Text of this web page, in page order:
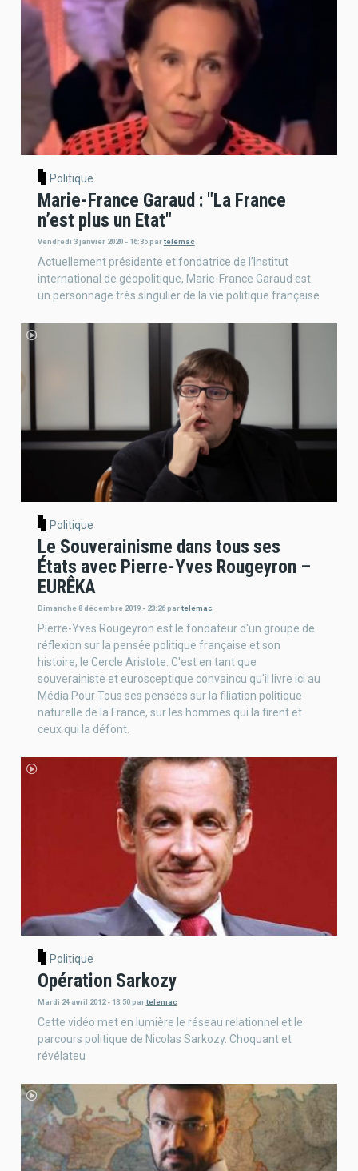
Politique
Marie-France Garaud : "La France
n’est plus un Etat"
Vendredi 3 janvier 2020 - 16:35 partelemac
Actuellement présidente et fondatrice de l’Institut
international de géopolitique, Marie-France Garaud est
un personnage très singulier de la vie politique française
Politique
Le Souverainisme dans tous ses
États avec Pierre-Yves Rougeyron –
EURÊKA
Dimanche 8 décembre 2019 - 23:26 partelemac
Pierre-Yves Rougeyron est le fondateur d'un groupe de
réflexion sur la pensée politique française et son
histoire, le Cercle Aristote. C'est en tant que
souverainiste et eurosceptique convaincu qu'il livre ici au
Média Pour Tous ses pensées sur la filiation politique
naturelle de la France, sur les hommes qui la firent et
ceux qui la défont.
Politique
Opération Sarkozy
Mardi 24 avril 2012 - 13:50 partelemac
Cette vidéo met en lumière le réseau relationnel et le
parcours politique de Nicolas Sarkozy. Choquant et
révélateu